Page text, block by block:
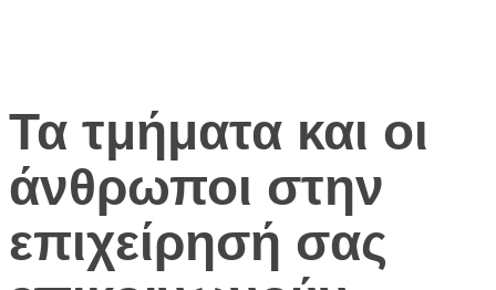
Τα τμήματα και οι
άνθρωποι στην
επιχείρησή σας